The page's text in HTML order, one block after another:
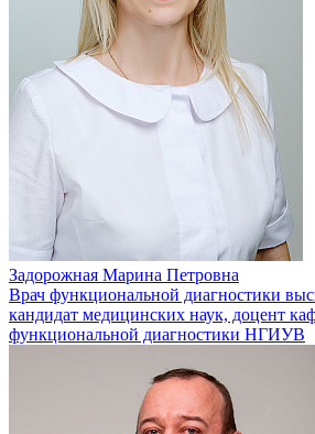
Задорожная Марина Петровна
Врач функциональной диагностики
кандидат медицинских наук, доцент
функциональной диагностики НГИУВ